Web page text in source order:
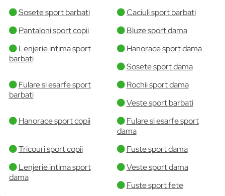
Sosete sport barbati
Caciuli sport barbati
Pantaloni sport copii
Bluze sport dama
Lenjerie intima sport
barbati
Hanorace sport dama
Sosete sport dama
Fulare si esarfe sport
barbati
Rochii sport dama
Veste sport barbati
Hanorace sport copii
Fulare si esarfe sport
dama
Tricouri sport copii
Fuste sport dama
Lenjerie intima sport
dama
Veste sport dama
Fuste sport fete